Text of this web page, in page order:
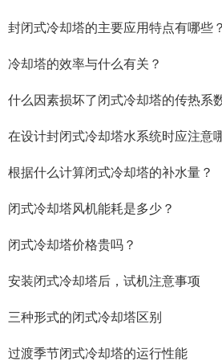
封闭式冷却塔的主要应用特点有哪些？
冷却塔的效率与什么有关？
什么因素损坏了闭式冷却塔的传热系
在设计封闭式冷却塔水系统时应注意
根据什么计算闭式冷却塔的补水量？
闭式冷却塔风机能耗是多少？
闭式冷却塔价格贵吗？
安装闭式冷却塔后，试机注意事项
三种形式的闭式冷却塔区别
过渡季节闭式冷却塔的运行性能